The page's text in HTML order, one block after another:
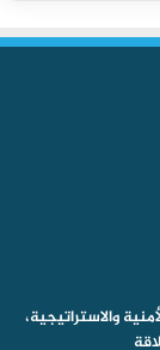
والاستراتيجية،